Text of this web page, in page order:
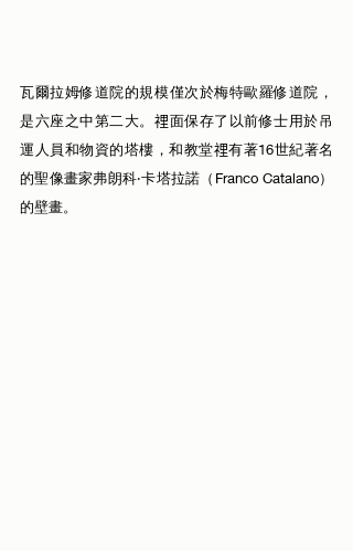
瓦爾拉姆修道院的規模僅次於梅特歐羅修道院，
是六座之中第二大。𥚃面保存了以前修士用於吊
運人員和物資的塔樓，和教堂𥚃有著16世紀著名
的聖像畫家弗朗科·卡塔拉諾（Franco Catalano）
的壁畫。